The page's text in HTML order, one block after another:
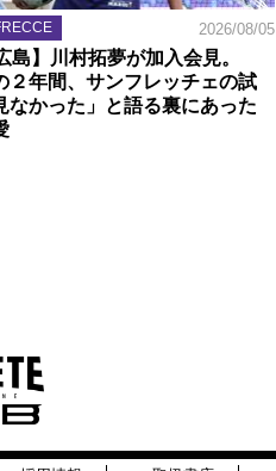
2026/08/05
島】川村拓夢が加入会見。
２年間、サンフレッチェの試
なかった」と語る裏にあった